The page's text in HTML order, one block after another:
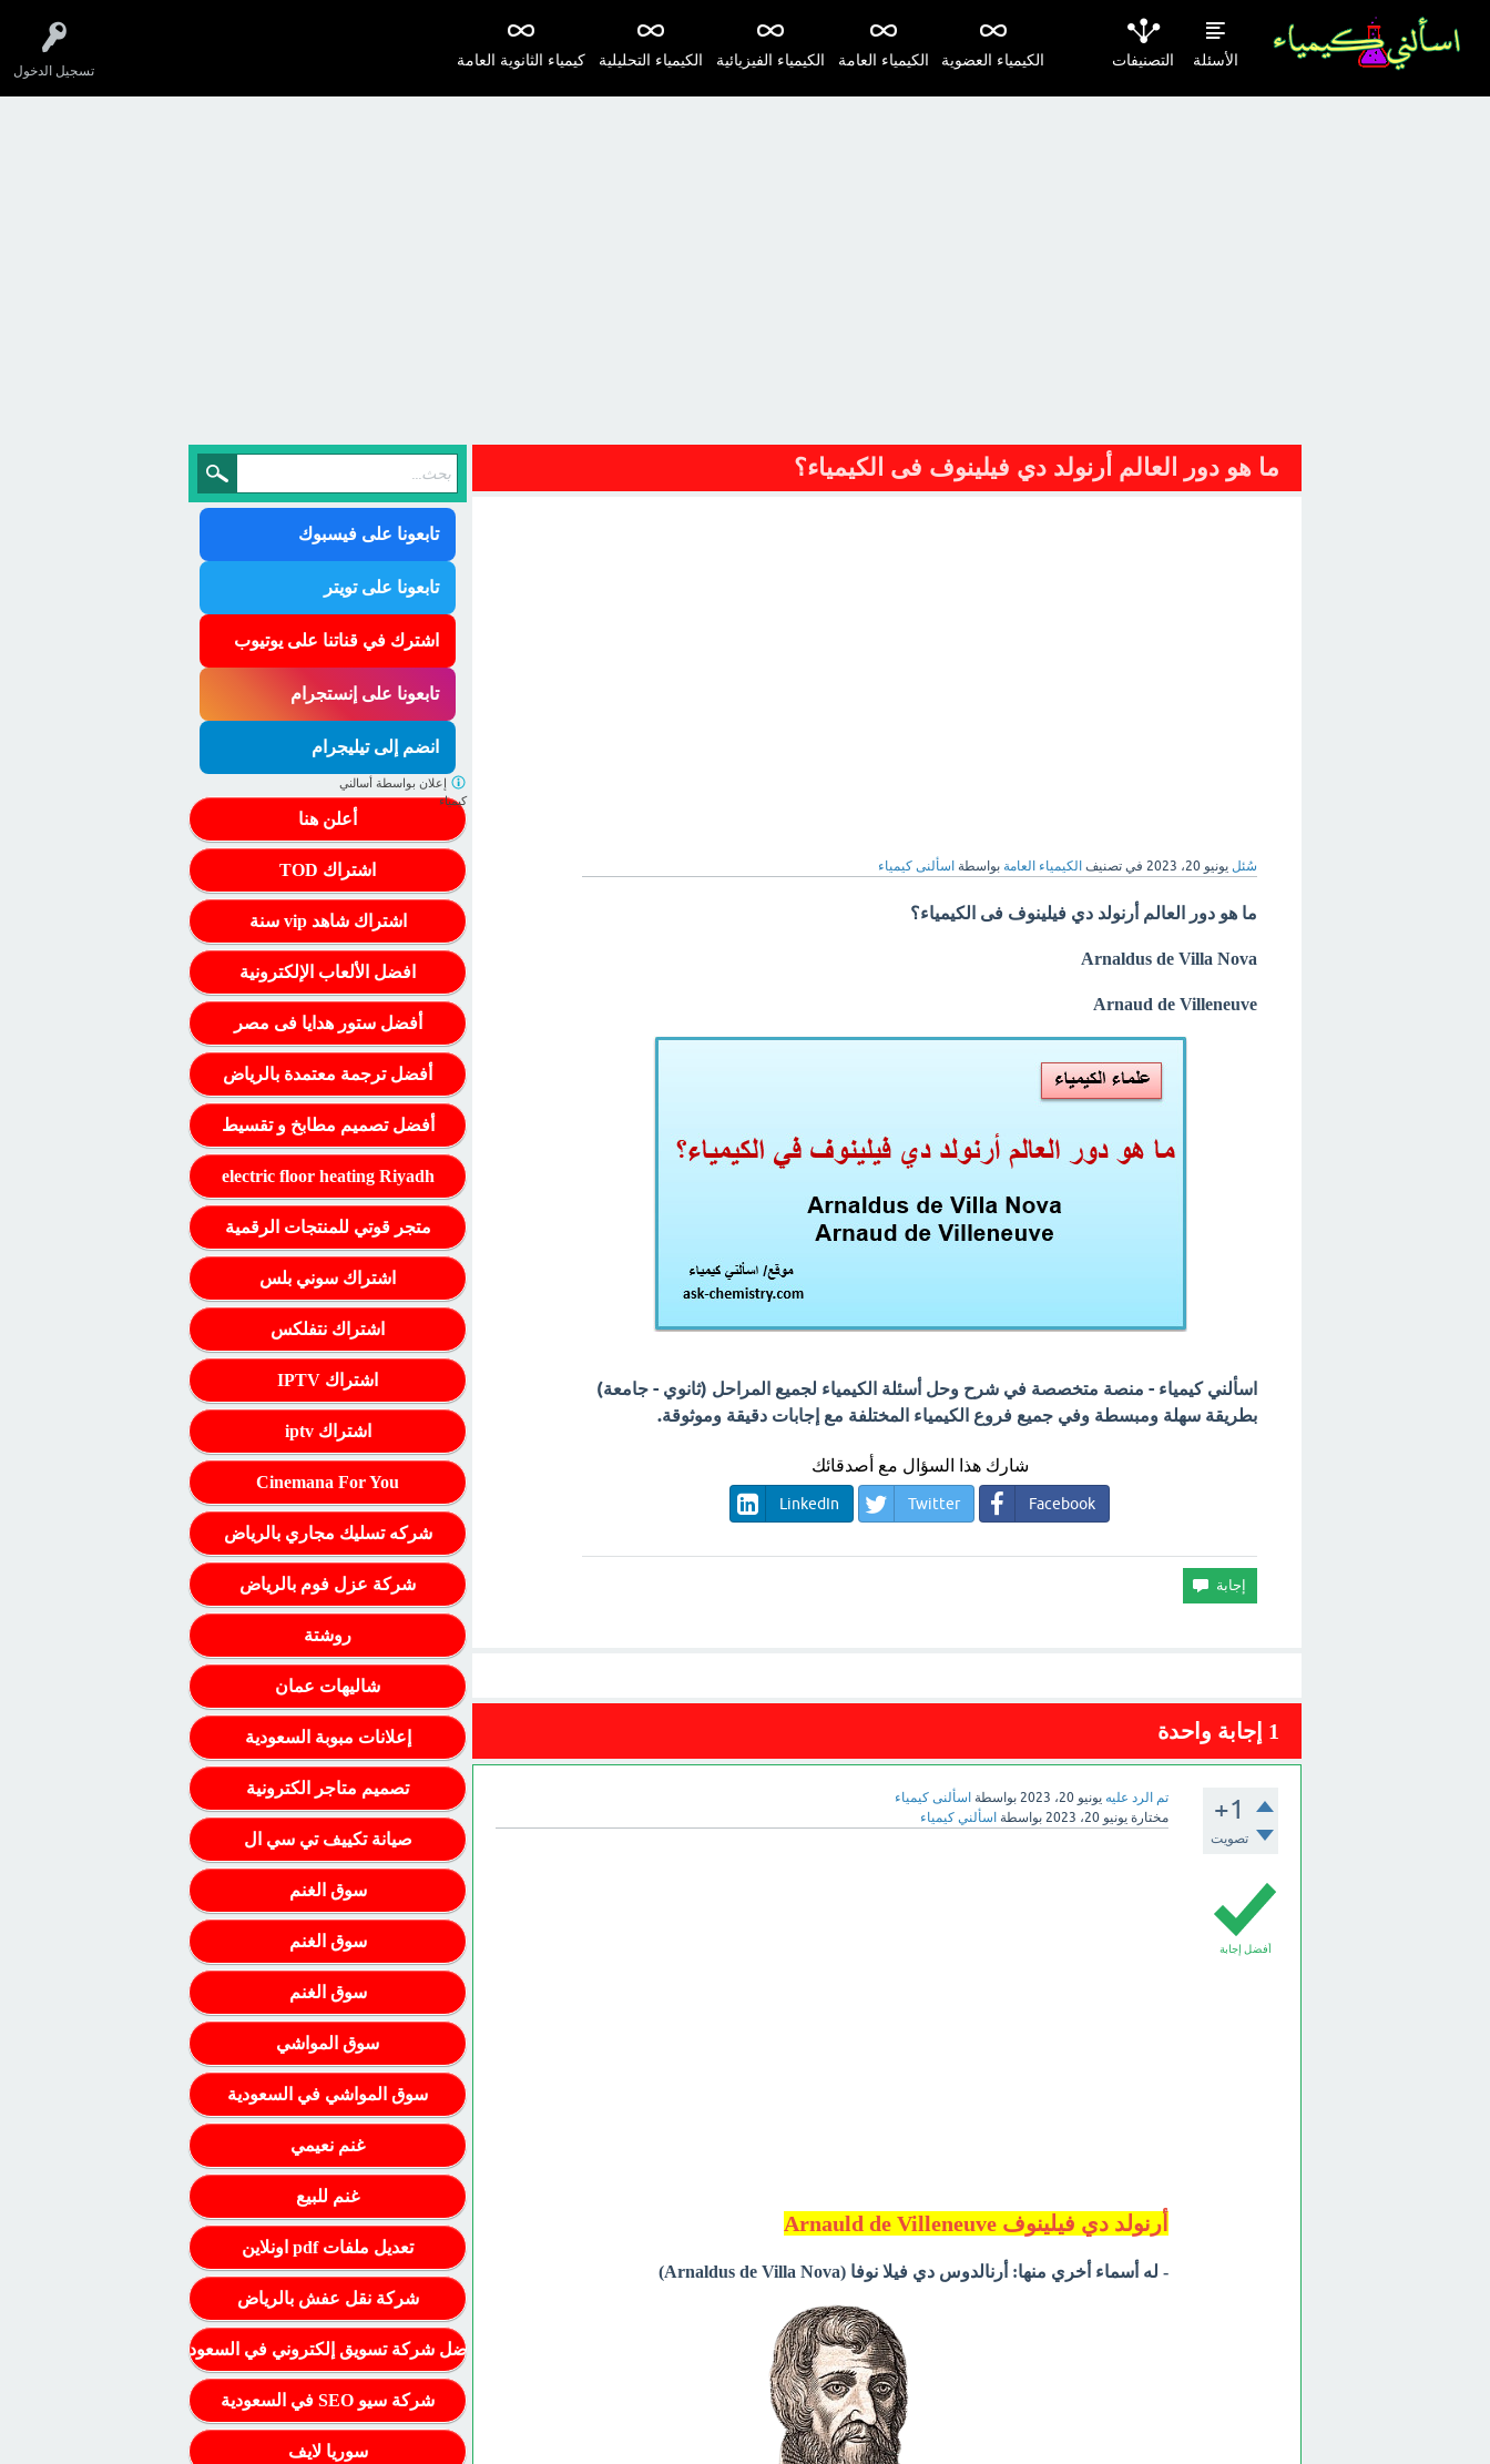
تسجيل الدخول
الأسئلة التصنيفات كيمياء الثانوية العامة الكيمياء التحليلية الكيمياء الفيزيائية الكيمياء العامة الكيمياء العضوية
ما هو دور العالم أرنولد دي فيلينوف فى الكيمياء؟
سُئل يونيو 20، 2023 في تصنيف الكيمياء العامة بواسطة اسألنى كيمياء
ما هو دور العالم أرنولد دي فيلينوف فى الكيمياء؟
Arnaldus de Villa Nova
Arnaud de Villeneuve
اسألني كيمياء - منصة متخصصة في شرح وحل أسئلة الكيمياء لجميع المراحل (ثانوي - جامعة)
بطريقة سهلة ومبسطة وفي جميع فروع الكيمياء المختلفة مع إجابات دقيقة وموثوقة.
شارك هذا السؤال مع أصدقائك
Facebook
Twitter
LinkedIn
1 إجابة واحدة
+1
تصويت
تم الرد عليه يونيو 20، 2023 بواسطة اسألنى كيمياء
مختارة يونيو 20، 2023 بواسطة اسألني كيمياء
أفضل إجابة
أرنولد دي فيلينوف Arnauld de Villeneuve
- له أسماء أخري منها: أرنالدوس دي فيلا نوفا (Arnaldus de Villa Nova)
تابعونا على فيسبوك
تابعونا على تويتر
اشترك في قناتنا على يوتيوب
تابعونا على إنستجرام
انضم إلى تيليجرام
أعلن هنا
اشتراك TOD
اشتراك شاهد vip سنة
افضل الألعاب الإلكترونية
أفضل ستور هدايا فى مصر
أفضل ترجمة معتمدة بالرياض
أفضل تصميم مطابخ و تقسيط
electric floor heating Riyadh
متجر قوتي للمنتجات الرقمية
اشتراك سوني بلس
اشتراك نتفلكس
اشتراك IPTV
اشتراك iptv
Cinemana For You
شركه تسليك مجاري بالرياض
شركة عزل فوم بالرياض
روشتة
شاليهات عمان
إعلانات مبوبة السعودية
تصميم متاجر الكترونية
صيانة تكييف تي سي ال
سوق الغنم
سوق الغنم
سوق الغنم
سوق المواشي
سوق المواشي في السعودية
غنم نعيمي
غنم للبيع
تعديل ملفات pdf اونلاين
شركة نقل عفش بالرياض
أفضل شركة تسويق إلكتروني في السعودية
شركة سيو SEO في السعودية
سوريا لايف
إعلان بواسطة أسالني
كيمياء